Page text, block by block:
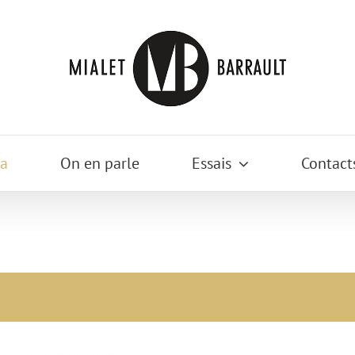
On en parle Essais